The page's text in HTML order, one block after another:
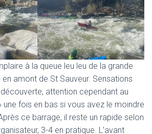
à la queue leu leu de la grande
amont de St Sauveur. Sensations
attention cependant au
une fois en bas si vous avez le moindre
ce barrage, il reste un rapide selon
3-4 en pratique. L’avant